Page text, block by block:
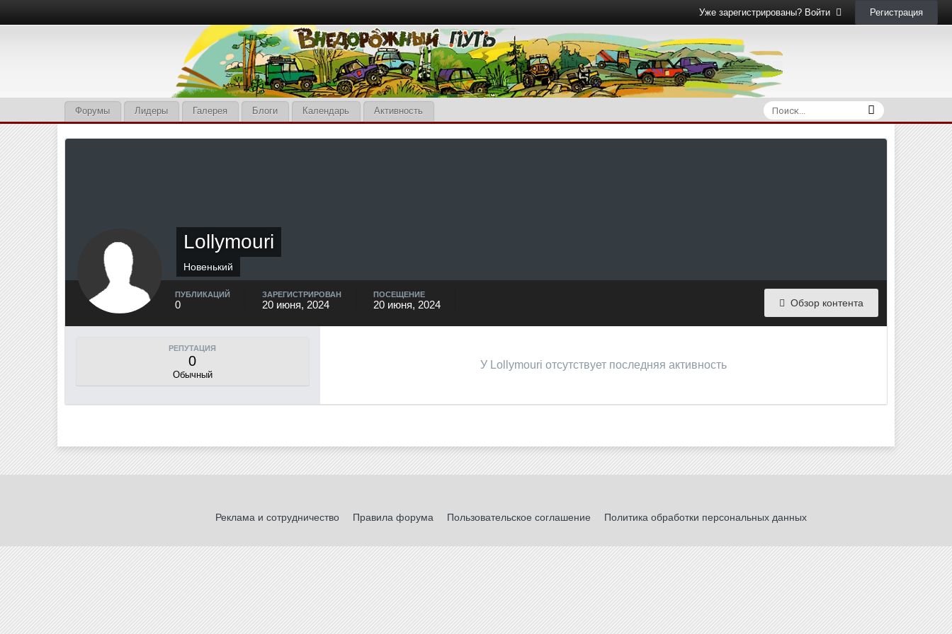
Уже зарегистрированы? Войти Регистрация
Форумы Лидеры Галерея Блоги Календарь Активность
Lollymouri
Новенький
Обзор контента
ПУБЛИКАЦИЙ
0
ЗАРЕГИСТРИРОВАН
20 июня, 2024
ПОСЕЩЕНИЕ
20 июня, 2024
РЕПУТАЦИЯ
0
Обычный
У Lollymouri отсутствует последняя активность
Реклама и сотрудничество Правила форума Пользовательское соглашение Политика обработки персональных данных